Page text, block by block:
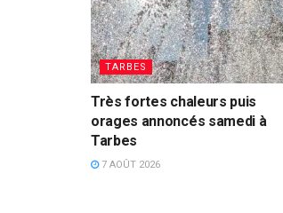
TARBES
Très fortes chaleurs puis
orages annoncés samedi à
Tarbes
7 AOÛT 2026